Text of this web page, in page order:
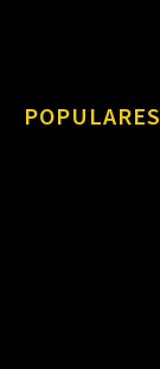
POPULARES